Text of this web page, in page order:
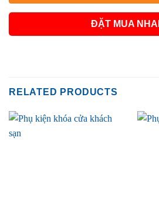
ĐẶT MUA
RELATED PRODUCTS